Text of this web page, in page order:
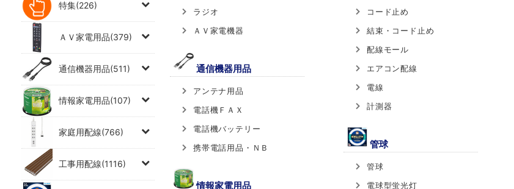
特集(226)
ＡＶ家電用品(379)
通信機器用品(511)
情報家電用品(107)
家庭用配線(766)
工事用配線(1116)
ラジオ
ＡＶ家電機器
通信機器用品
アンテナ用品
電話機ＦＡＸ
電話機バッテリー
携帯電話用品・ＮＢ
情報家電用品
コード止め
結束・コード止め
配線モール
エアコン配線
電線
計測器
管球
管球
電球型蛍光灯